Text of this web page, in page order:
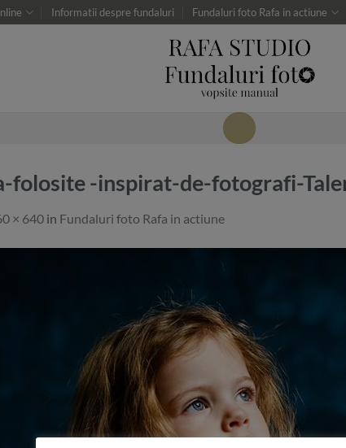
Informatii despre fundaluri Fundaluri foto Rafa in actiune
folosite -inspirat-de-fotografi-
× 640 in Fundaluri foto Rafa in actiune